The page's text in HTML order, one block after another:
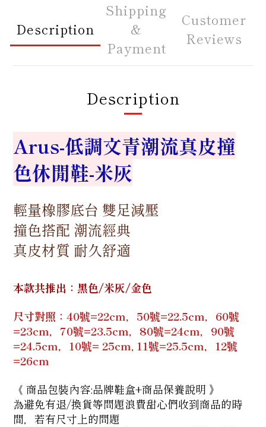
Description
Shipping
&
Payment
Customer
Reviews
Description
Arus-低調文青潮流真皮撞
色休閒鞋-米灰
輕量橡膠底台 雙足減壓
撞色搭配 潮流經典
真皮材質 耐久舒適
本款共推出：黑色/米灰/金色
尺寸對照：40號=22cm，50號=22.5cm，60號
=23cm，70號=23.5cm，80號=24cm，90號
=24.5cm，10號= 25cm, 11號=25.5cm，12號
=26cm
《 商品包裝內容:品牌鞋盒+商品保養說明 》
為避免有退/換貨等問題浪費甜心們收到商品的時
間，若有尺寸上的問題